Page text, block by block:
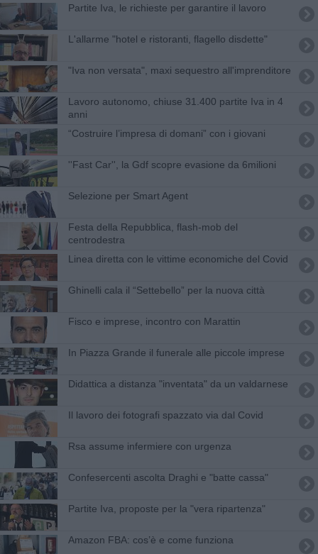
Partite Iva, le richieste per garantire il lavoro
L'allarme "hotel e ristoranti, flagello disdette"
"Iva non versata", maxi sequestro all'imprenditore
Lavoro autonomo, chiuse 31.400 partite Iva in 4
anni
​“Costruire l’impresa di domani” con i giovani
''Fast Car'', la Gdf scopre evasione da 6milioni
Selezione per Smart Agent
Festa della Repubblica, flash-mob del
centrodestra
Linea diretta con le vittime economiche del Covid
​Ghinelli cala il “Settebello” per la nuova città
Fisco e imprese, incontro con Marattin
In Piazza Grande il funerale alle piccole imprese
Didattica a distanza "inventata" da un valdarnese
Il lavoro dei fotografi spazzato via dal Covid
Rsa assume infermiere con urgenza
Confesercenti ascolta Draghi e "batte cassa"
Partite Iva, proposte per la "vera ripartenza"
Amazon FBA: cos’è e come funziona